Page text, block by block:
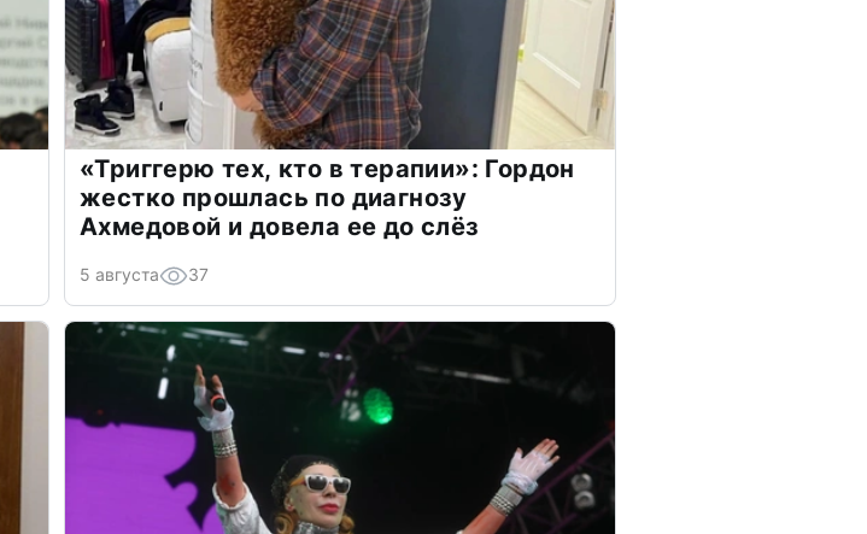
«Триггерю тех, кто в терапии»: Гордон
жестко прошлась по диагнозу
Ахмедовой и довела ее до слёз
5 августа 37